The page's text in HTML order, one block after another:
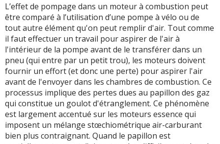
L’effet de pompage dans un moteur à combustion peut
être comparé à l’utilisation d’une pompe à vélo ou de
tout autre élément qu'on peut remplir d'air. Tout comme
il faut effectuer un travail pour aspirer de l'air à
l'intérieur de la pompe avant de le transférer dans un
pneu (qui entre par un petit trou), les moteurs doivent
fournir un effort (et donc une perte) pour aspirer l'air
avant de l'envoyer dans les chambres de combustion. Ce
processus implique des pertes dues au papillon des gaz
qui constitue un goulot d'étranglement. Ce phénomène
est largement accentué sur les moteurs essence qui
imposent un mélange stœchiométrique air-carburant
bien plus contraignant. Quand le papillon est